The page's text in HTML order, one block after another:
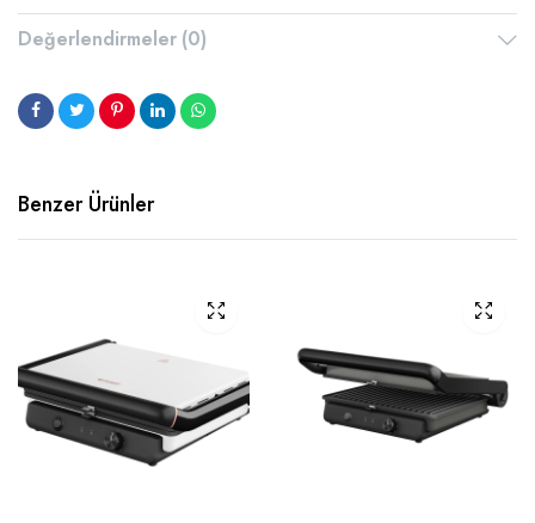
Değerlendirmeler (0)
Benzer Ürünler